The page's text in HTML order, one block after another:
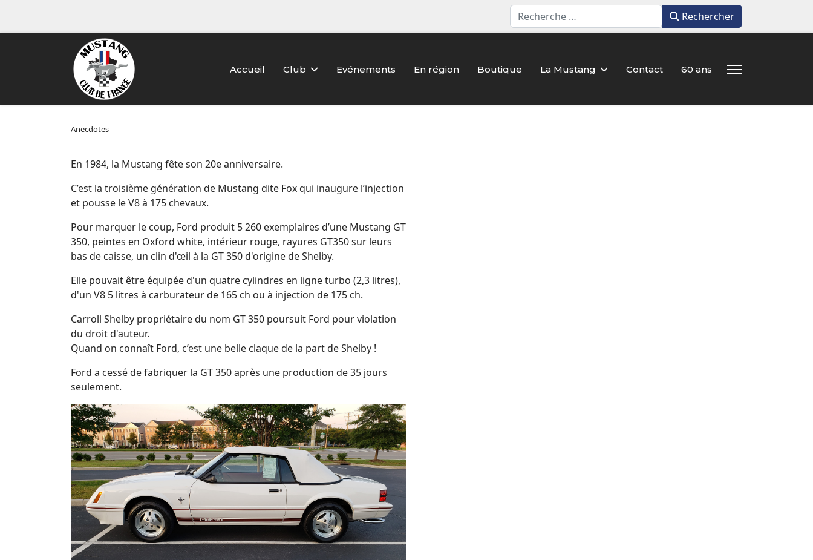
Rechercher
Rechercher
Accueil Club Evénements En région Boutique La Mustang Contact 60 ans
Anecdotes
En 1984, la Mustang fête son 20e anniversaire.
C’est la troisième génération de Mustang dite Fox qui inaugure l’injection
et pousse le V8 à 175 chevaux.
Pour marquer le coup, Ford produit 5 260 exemplaires d’une Mustang GT
350, peintes en Oxford white, intérieur rouge, rayures GT350 sur leurs
bas de caisse, un clin d'œil à la GT 350 d'origine de Shelby.
Elle pouvait être équipée d'un quatre cylindres en ligne turbo (2,3 litres),
d'un V8 5 litres à carburateur de 165 ch ou à injection de 175 ch.
Carroll Shelby propriétaire du nom GT 350 poursuit Ford pour violation
du droit d'auteur.
Quand on connaît Ford, c’est une belle claque de la part de Shelby !
Ford a cessé de fabriquer la GT 350 après une production de 35 jours
seulement.